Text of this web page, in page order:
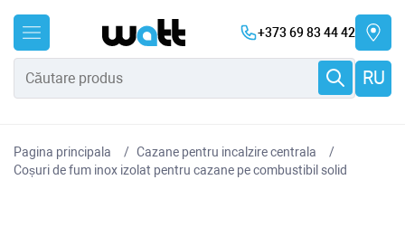
+373 69 83 44 42
RU
Pagina principala
Cazane pentru incalzire centrala
Coșuri de fum inox izolat pentru cazane pe combustibil solid